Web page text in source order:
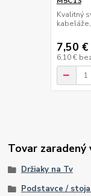
Kvalitný
7,50 €
6,10 €
Tovar zaradený
Držiaky na Tv
Podstavce /